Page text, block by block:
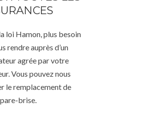
loi Hamon, plus besoin
rendre auprès d’un
agrée par votre
Vous pouvez nous
le remplacement de
brise.